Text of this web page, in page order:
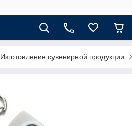
Изготовление сувенирной продукции